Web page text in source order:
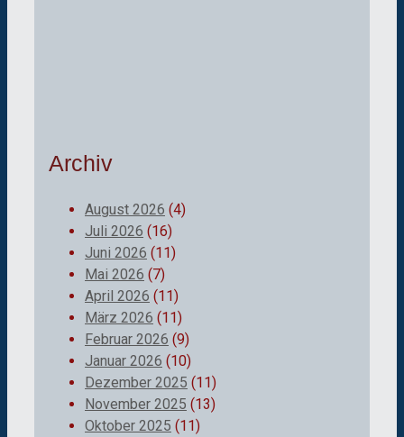
Archiv
August 2026 (4)
Juli 2026 (16)
Juni 2026 (11)
Mai 2026 (7)
April 2026 (11)
März 2026 (11)
Februar 2026 (9)
Januar 2026 (10)
Dezember 2025 (11)
November 2025 (13)
Oktober 2025 (11)